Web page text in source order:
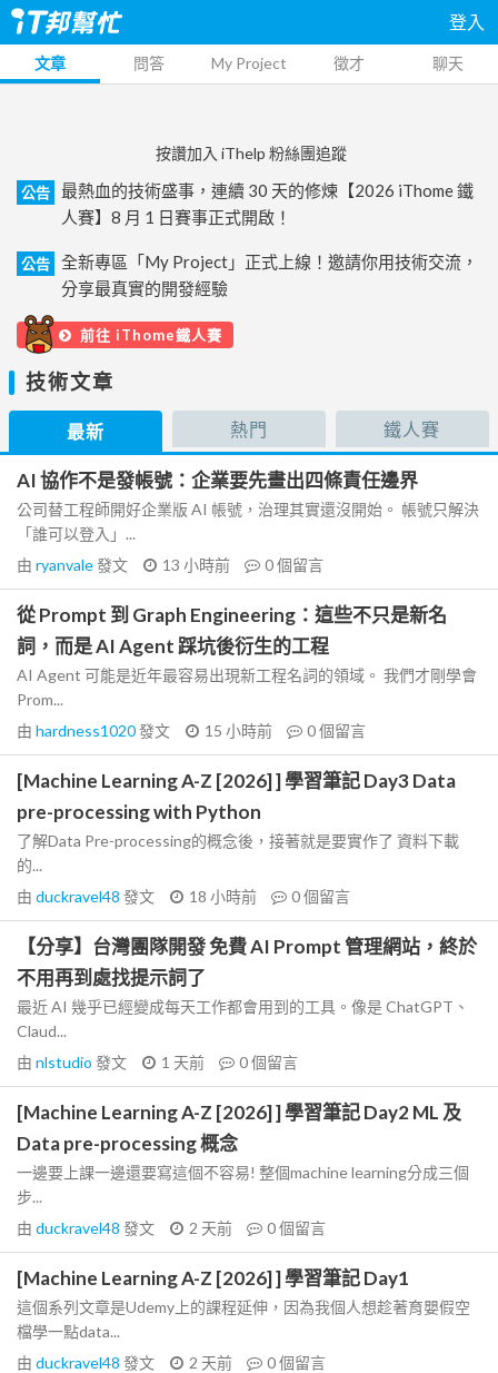
登入
文章 問答 My Project 徵才 聊天
按讚加入 iThelp 粉絲團追蹤
公告
最熱血的技術盛事，連續 30 天的修煉【2026 iThome 鐵
人賽】8 月 1 日賽事正式開啟！
公告
全新專區「My Project」正式上線！邀請你用技術交流，
分享最真實的開發經驗
前往 iThome鐵人賽
技術文章
最新 熱門 鐵人賽
AI 協作不是發帳號：企業要先畫出四條責任邊界
公司替工程師開好企業版 AI 帳號，治理其實還沒開始。 帳號只解決
「誰可以登入」...
由 ryanvale發文 13 小時前 0個留言
從 Prompt 到 Graph Engineering：這些不只是新名
詞，而是 AI Agent 踩坑後衍生的工程
AI Agent 可能是近年最容易出現新工程名詞的領域。 我們才剛學會
Prom...
由 hardness1020發文 15 小時前 0個留言
[Machine Learning A-Z [2026] ] 學習筆記 Day3 Data
pre-processing with Python
了解Data Pre-processing的概念後，接著就是要實作了 資料下載
的...
由 duckravel48 發文 18 小時前 0個留言
【分享】台灣團隊開發 免費 AI Prompt 管理網站，終於
不用再到處找提示詞了
最近 AI 幾乎已經變成每天工作都會用到的工具。像是 ChatGPT、
Claud...
由 nlstudio 發文 1 天前 0個留言
[Machine Learning A-Z [2026] ] 學習筆記 Day2 ML 及
Data pre-processing 概念
一邊要上課一邊還要寫這個不容易! 整個machine learning分成三個
步...
由 duckravel48 發文 2 天前 0個留言
[Machine Learning A-Z [2026] ] 學習筆記 Day1
這個系列文章是Udemy上的課程延伸，因為我個人想趁著育嬰假空
檔學一點data...
由 duckravel48 發文 2 天前 0個留言